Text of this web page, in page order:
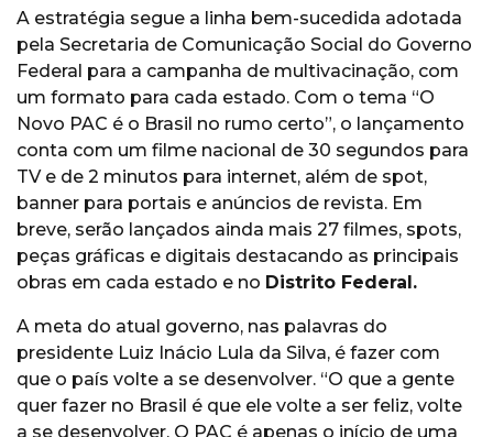
A estratégia segue a linha bem-sucedida adotada
pela Secretaria de Comunicação Social do Governo
Federal para a campanha de multivacinação, com
um formato para cada estado. Com o tema “O
Novo PAC é o Brasil no rumo certo”, o lançamento
conta com um filme nacional de 30 segundos para
TV e de 2 minutos para internet, além de spot,
banner para portais e anúncios de revista. Em
breve, serão lançados ainda mais 27 filmes, spots,
peças gráficas e digitais destacando as principais
obras em cada estado e no Distrito Federal.
A meta do atual governo, nas palavras do
presidente Luiz Inácio Lula da Silva, é fazer com
que o país volte a se desenvolver. “O que a gente
quer fazer no Brasil é que ele volte a ser feliz, volte
a se desenvolver. O PAC é apenas o início de uma